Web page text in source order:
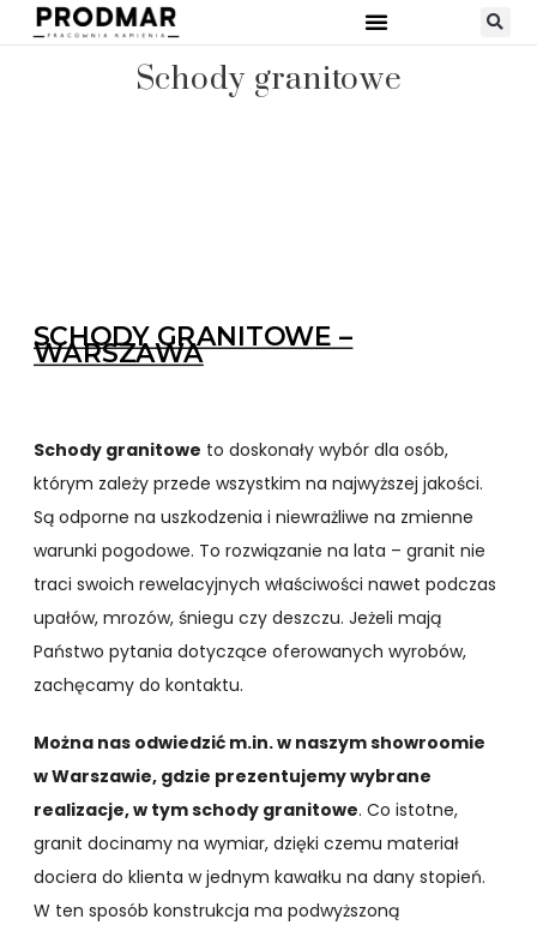
Schody granitowe
SCHODY GRANITOWE –
WARSZAWA
Schody granitowe to doskonały wybór dla osób,
którym zależy przede wszystkim na najwyższej jakości.
Są odporne na uszkodzenia i niewrażliwe na zmienne
warunki pogodowe. To rozwiązanie na lata – granit nie
traci swoich rewelacyjnych właściwości nawet podczas
upałów, mrozów, śniegu czy deszczu. Jeżeli mają
Państwo pytania dotyczące oferowanych wyrobów,
zachęcamy do kontaktu.
Można nas odwiedzić m.in. w naszym showroomie
w Warszawie, gdzie prezentujemy wybrane
realizacje, w tym schody granitowe. Co istotne,
granit docinamy na wymiar, dzięki czemu materiał
dociera do klienta w jednym kawałku na dany stopień.
W ten sposób konstrukcja ma podwyższoną